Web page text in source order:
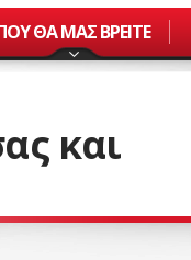
ΘΑ ΜΑΣ ΒΡΕΙΤΕ
και